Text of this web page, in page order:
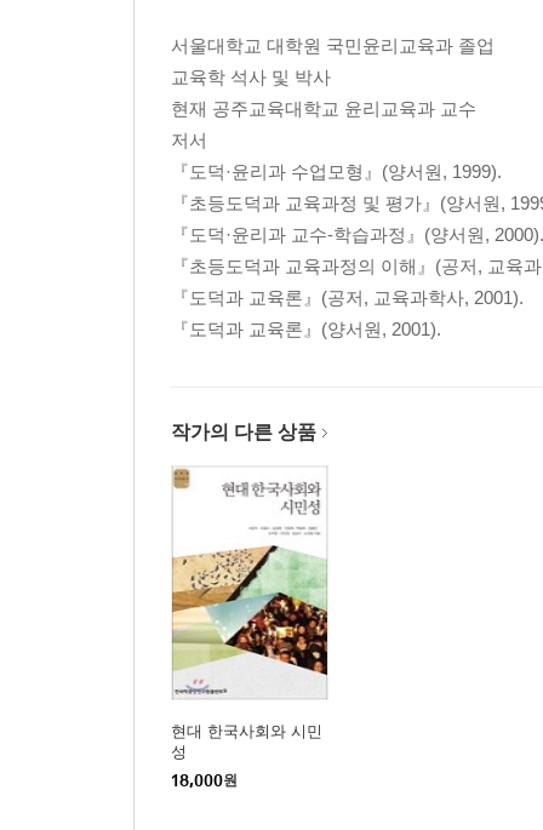
3. 도덕교육과 행동주의 및 사회학습 이론 214
4. 인격교육 이론 231
5. 셀리그만의 긍정심리학
제4장 │ 도덕교육과 교육학 256
1. 진보주의와 도덕교육 257
2. 구성주의와 도덕교육 270
3. 공동체주의와 도덕교육 280
1. 초등 도덕과 설정의 배경과 근거 및 기능 297
2. 도덕과 교육과정의 변천 309
3. 2015년 개정 도덕과 교육과정의 특성 323
제6장 │ 세계의 도덕교육 350
1. 유교 문화권의 도덕교육 353
2. 기독교 문화권의 도덕교육 363
3. 기타 문화권의 도덕교육 381
제7장 │ 도덕과 교육의 과제와 방향 394
서울대학교 대학원 국민윤리교육과 졸업
교육학 석사 및 박사
현재 공주교육대학교 윤리교육과 교수
저서
『도덕·윤리과 수업모형』(양서원, 1999).
『초등도덕과 교육과정 및 평가』(양서원,
『도덕·윤리과 교수-학습과정』(양서원, 2000).
『초등도덕과 교육과정의 이해』(공저, 교육
『도덕과 교육론』(공저, 교육과학사, 2001).
『도덕과 교육론』(양서원, 2001).
작가의 다른 상품
현대 한국사회와 시민
성
18,000원